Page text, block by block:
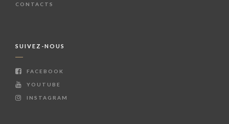
CONTACTS
SUIVEZ-NOUS
FACEBOOK
YOUTUBE
INSTAGRAM